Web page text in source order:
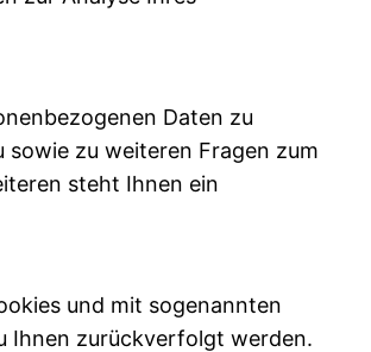
Daten zu
sowie zu weiteren Fragen zum
steht Ihnen ein
und mit sogenannten
Ihnen zurückverfolgt werden.